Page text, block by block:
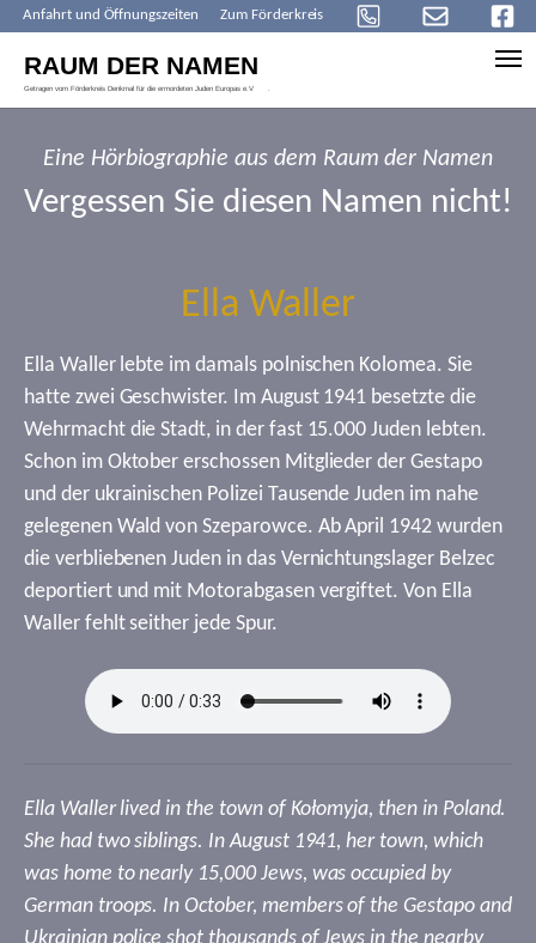
Anfahrt und Öffnungszeiten Zum Förderkreis
Eine Hörbiographie aus dem Raum der Namen
Vergessen Sie diesen Namen nicht!
Ella Waller
Ella Waller lebte im damals polnischen Kolomea. Sie
hatte zwei Geschwister. Im August 1941 besetzte die
Wehrmacht die Stadt, in der fast 15.000 Juden lebten.
Schon im Oktober erschossen Mitglieder der Gestapo
und der ukrainischen Polizei Tausende Juden im nahe
gelegenen Wald von Szeparowce. Ab April 1942 wurden
die verbliebenen Juden in das Vernichtungslager Belzec
deportiert und mit Motorabgasen vergiftet. Von Ella
Waller fehlt seither jede Spur.
Ella Waller lived in the town of Kołomyja, then in Poland.
She had two siblings. In August 1941, her town, which
was home to nearly 15,000 Jews, was occupied by
German troops. In October, members of the Gestapo and